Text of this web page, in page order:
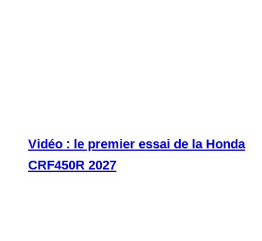
Vidéo : le premier essai de la Honda
CRF450R 2027